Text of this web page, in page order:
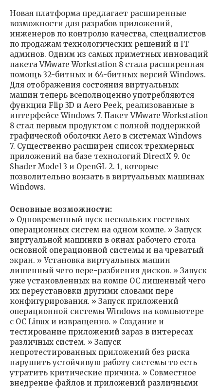
Новая платформа предлагает расширенные
возможности для разрабов приложений,
инженеров по контролю качества, специалистов
по продажам технологических решений и IT-
админов. Одним из самых приметных инноваций
пакета VMware Workstation 8 стала расширенная
помощь 32-битных и 64-битных версий Windows.
Для отображения состояния виртуальных
машин теперь всеполноценно употребляются
функции Flip 3D и Aero Peek, реализованные в
интерфейсе Windows 7. Пакет VMware Workstation
8 стал первым продуктом с полной поддержкой
графической оболочки Aero в системах Windows
7. Существенно расширен список трехмерных
приложений на базе технологий DirectX 9. 0c
Shader Model 3 и OpenGL 2. 1, которые
позволительно вонзать в виртуальных машинах
Windows.
Основные возможности:
» Одновременный пуск нескольких гостевых
операционных систем на одном компе. » Запуск
виртуальной машинки в окнах рабочего стола
основной операционной системы и на чреватый
экран. » Установка виртуальных машин
лишенный чего пере-разбиения дисков. » Запуск
уже установленных на компе ОС лишенный чего
их переустановки другими словами пере-
конфигурирования. » Запуск приложений
операционной системы Windows на компьютере
с ОС Linux и извращенно. » Создание и
тестирование приложений зараз в интересах
различных систем. » Запуск
непротестированных приложений без риска
нарушить устойчивую работу системы то есть
утратить критические причина. » Совместное
внедрение файлов и приложений различными